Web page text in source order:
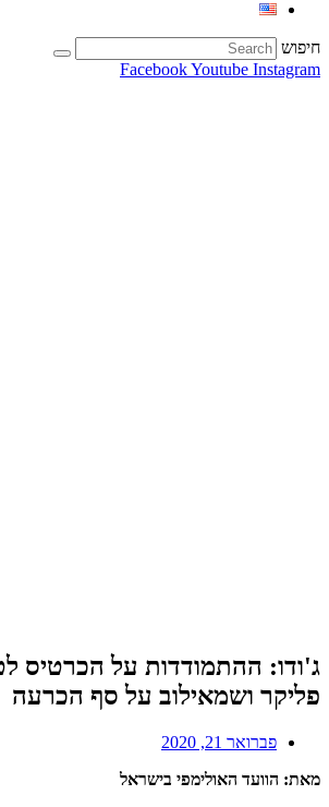
חיפוש
FacebookYoutube Instagram
פליקר ושמאילוב על סף הכרעה
פברואר 21, 2020
מאת: הוועד האולימפי בישראל